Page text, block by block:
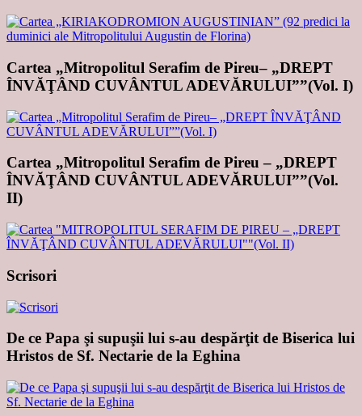
Cartea „Mitropolitul Serafim de Pireu– „DREPT
ÎNVĂŢÂND CUVÂNTUL ADEVĂRULUI””(Vol. I)
Cartea „Mitropolitul Serafim de Pireu – „DREPT
ÎNVĂŢÂND CUVÂNTUL ADEVĂRULUI””(Vol.
II)
Scrisori
De ce Papa şi supuşii lui s-au despărţit de Biserica lui
Hristos de Sf. Nectarie de la Eghina